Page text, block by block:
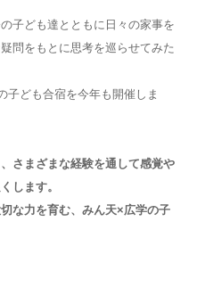
子ども達とともに日々の家事を
問をもとに思考を巡らせてみた
子ども合宿を今年も開催しま
さまざまな経験を通して感覚や
します。
な力を育む、みん天×広学の子